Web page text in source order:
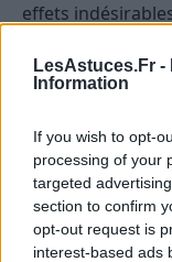
LesAstuces.Fr -
Information
If you wish to opt-
processing of your
targeted
section to confirm
opt-out request is
interest-based ads
effets
Une
Une
irritations ou
Autres
éliminer